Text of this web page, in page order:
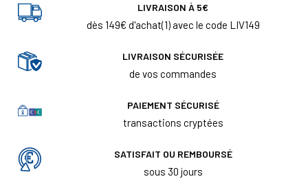
LIVRAISON À 5€
dès 149€ d'achat(1) avec le code LIV149
LIVRAISON SÉCURISÉE
de vos commandes
PAIEMENT SÉCURISÉ
transactions cryptées
SATISFAIT OU REMBOURSÉ
sous 30 jours